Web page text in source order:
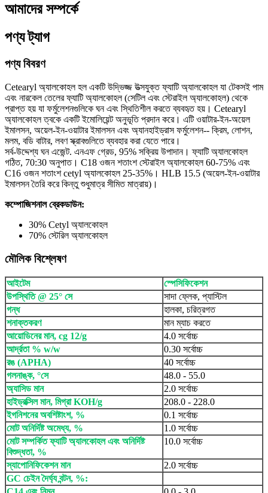
আমাদের সম্পর্কে
পণ্য ট্যাগ
পণ্য বিবরণ
Cetearyl অ্যালকোহল হল একটি উদ্ভিজ্জ উত্সযুক্ত ফ্যাটি অ্যালকোহল যা টেকসই পাম
এবং নারকেল তেলের ফ্যাটি অ্যালকোহল (সেটিল এবং স্টেরাইল অ্যালকোহল) থেকে
প্রাপ্ত হয় যা ফর্মুলেশনগুলিকে ঘন এবং স্থিতিশীল করতে ব্যবহৃত হয়। Cetearyl
অ্যালকোহল ত্বকে একটি ইমোলিয়েন্ট অনুভূতি প্রদান করে। এটি ওয়াটার-ইন-অয়েল
ইমালসন, অয়েল-ইন-ওয়াটার ইমালসন এবং অ্যানহাইড্রাস ফর্মুলেশন-- ক্রিম, লোশন,
মলম, বডি বাটার, লবণ স্ক্রাবগুলিতে ব্যবহার করা যেতে পারে।
সর্ব-উদ্দেশ্য ঘন এজেন্ট. এনএফ গ্রেড, 95% সক্রিয় উপাদান। ফ্যাটি অ্যালকোহল
গঠিত, 70:30 অনুপাত। C18 ওজন শতাংশ স্টেরাইল অ্যালকোহল 60-75% এবং
C16 ওজন শতাংশ cetyl অ্যালকোহল 25-35%। HLB 15.5 (অয়েল-ইন-ওয়াটার
ইমালসন তৈরি করে কিন্তু শুধুমাত্র সীমিত মাত্রায়)।
কম্পোজিশনাল ব্রেকডাউন:
30% Cetyl অ্যালকোহল
70% স্টেরিল অ্যালকোহল
মৌলিক বিশ্লেষণ
আইটেম
স্পেসিফিকেশন
উপস্থিতি @ 25° সে
সাদা ফ্লেক, প্যাস্টিল
গন্ধ
হালকা, চরিত্রগত
শনাক্তকরণ
মান ম্যাচ করতে
আয়োডিনের মান, cg 12/g
4.0 সর্বোচ্চ
আর্দ্রতা % w/w
0.30 সর্বোচ্চ
রঙ (APHA)
40 সর্বোচ্চ
গলনাঙ্ক, °সে
48.0 - 55.0
অ্যাসিড মান
2.0 সর্বোচ্চ
হাইড্রক্সিল মান, মিগ্রা KOH/g
208.0 - 228.0
ইগনিশনের অবশিষ্টাংশ, %
0.1 সর্বোচ্চ
মোট অনির্দিষ্ট অমেধ্য, %
1.0 সর্বোচ্চ
মোট সম্পর্কিত ফ্যাটি অ্যালকোহল এবং অনির্দিষ্ট
বিশুদ্ধতা, %
10.0 সর্বোচ্চ
স্যাপোনিফিকেশন মান
2.0 সর্বোচ্চ
GC চেইন দৈর্ঘ্য বন্টন, %: